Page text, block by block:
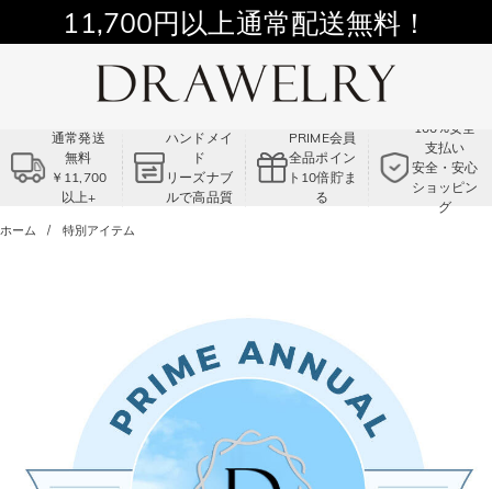
11,700円以上通常配送無料！
Summer Sale!! |3点以上で15％OFF！
コード:VS2
通常発送
無料
￥11,700
以上+
ハンドメイ
ド
リーズナブ
ルで高品質
PRIME会員
全品ポイン
ト10倍貯ま
る
100%安全
支払い
安全・安心
ショッピン
グ
ホーム 特別アイテム